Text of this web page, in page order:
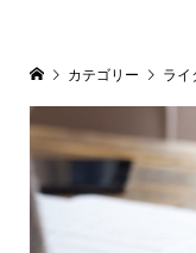
カテゴリー ライ